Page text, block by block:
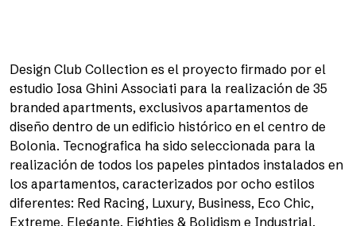
Design Club Collection es el proyecto firmado por el
estudio Iosa Ghini Associati para la realización de 35
branded apartments, exclusivos apartamentos de
diseño dentro de un edificio histórico en el centro de
Bolonia. Tecnografica ha sido seleccionada para la
realización de todos los papeles pintados instalados en
los apartamentos, caracterizados por ocho estilos
diferentes: Red Racing, Luxury, Business, Eco Chic,
Extreme, Elegante, Eighties & Bolidism e Industrial.